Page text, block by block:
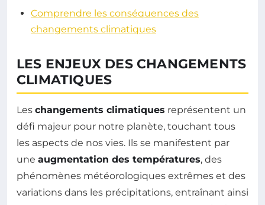
Comprendre les conséquences des
changements climatiques
LES ENJEUX DES CHANGEMENTS
CLIMATIQUES
Les changements climatiques représentent un
défi majeur pour notre planète, touchant tous
les aspects de nos vies. Ils se manifestent par
une augmentation des températures, des
phénomènes météorologiques extrêmes et des
variations dans les précipitations, entraînant ainsi